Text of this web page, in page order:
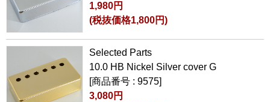
1,980円
(税抜価格1,800円)
Selected Parts
10.0 HB Nickel Silver cover G
[商品番号 : 9575]
3,080円